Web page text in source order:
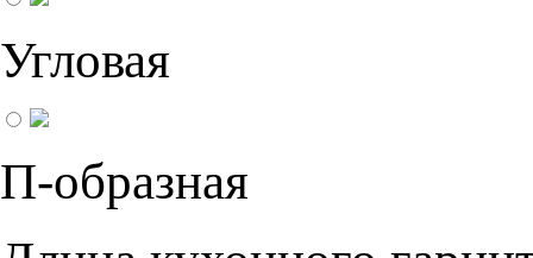
Угловая
П-образная